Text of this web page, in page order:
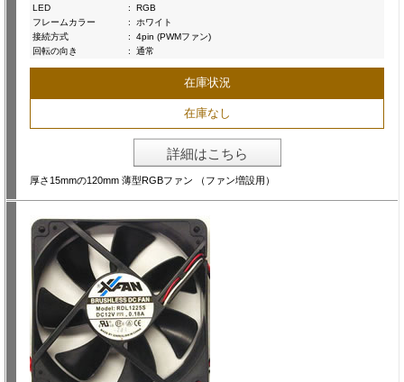
LED
:
RGB
フレームカラー
:
ホワイト
接続方式
:
4pin (PWMファン)
回転の向き
: 通常
在庫状況
在庫なし
詳細はこちら
厚さ15mmの120mm 薄型RGBファン （ファン増設用）